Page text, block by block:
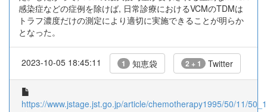
感染症などの症例を除けば, 日常診療におけるVCMのTDMは
トラフ濃度だけの測定により適切に実施できることが明らか
となった。
2023-10-05 18:45:11 1 知恵袋 2 + 1 Twitter
https://www.jstage.jst.go.jp/article/chemotherapy1995/50/11/